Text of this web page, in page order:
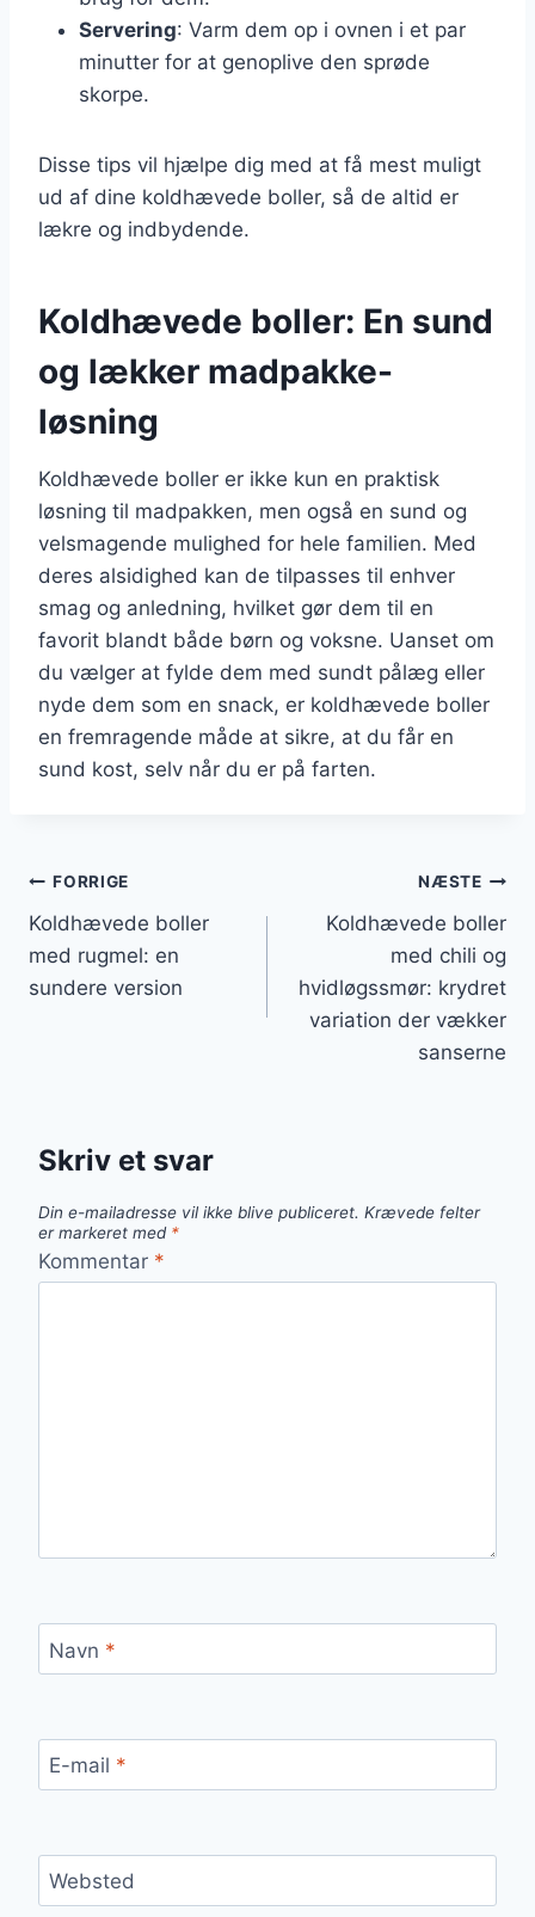
Servering: Varm dem op i ovnen i et par
minutter for at genoplive den sprøde
skorpe.
Disse tips vil hjælpe dig med at få mest muligt
ud af dine koldhævede boller, så de altid er
lækre og indbydende.
Koldhævede boller: En sund
og lækker madpakke-
løsning
Koldhævede boller er ikke kun en praktisk
løsning til madpakken, men også en sund og
velsmagende mulighed for hele familien. Med
deres alsidighed kan de tilpasses til enhver
smag og anledning, hvilket gør dem til en
favorit blandt både børn og voksne. Uanset om
du vælger at fylde dem med sundt pålæg eller
nyde dem som en snack, er koldhævede boller
en fremragende måde at sikre, at du får en
sund kost, selv når du er på farten.
Indlægsnavigation
FORRIGE
Koldhævede boller
med rugmel: en
sundere version
NÆSTE
Koldhævede boller
med chili og
hvidløgssmør: krydret
variation der vækker
sanserne
Skriv et svar
Din e-mailadresse vil ikke blive publiceret. Krævede felter
er markeret med *
Kommentar *
Navn *
E-mail *
Websted